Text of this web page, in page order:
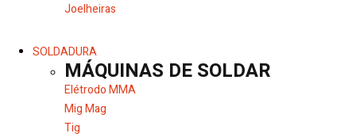
Joelheiras
SOLDADURA
MÁQUINAS DE SOLDAR
Elétrodo MMA
Mig Mag
Tig